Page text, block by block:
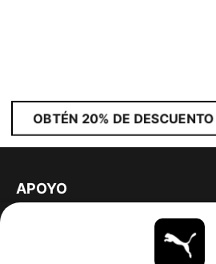
OBTÉN 20% DE DESCUENTO
APOYO